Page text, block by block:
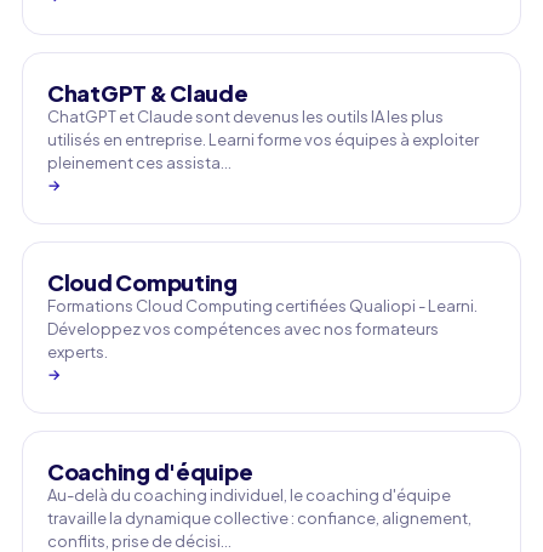
ChatGPT & Claude
ChatGPT et Claude sont devenus les outils IA les plus
utilisés en entreprise. Learni forme vos équipes à exploiter
pleinement ces assista…
→
Cloud Computing
Formations Cloud Computing certifiées Qualiopi - Learni.
Développez vos compétences avec nos formateurs
experts.
→
Coaching d'équipe
Au-delà du coaching individuel, le coaching d'équipe
travaille la dynamique collective : confiance, alignement,
conflits, prise de décisi…